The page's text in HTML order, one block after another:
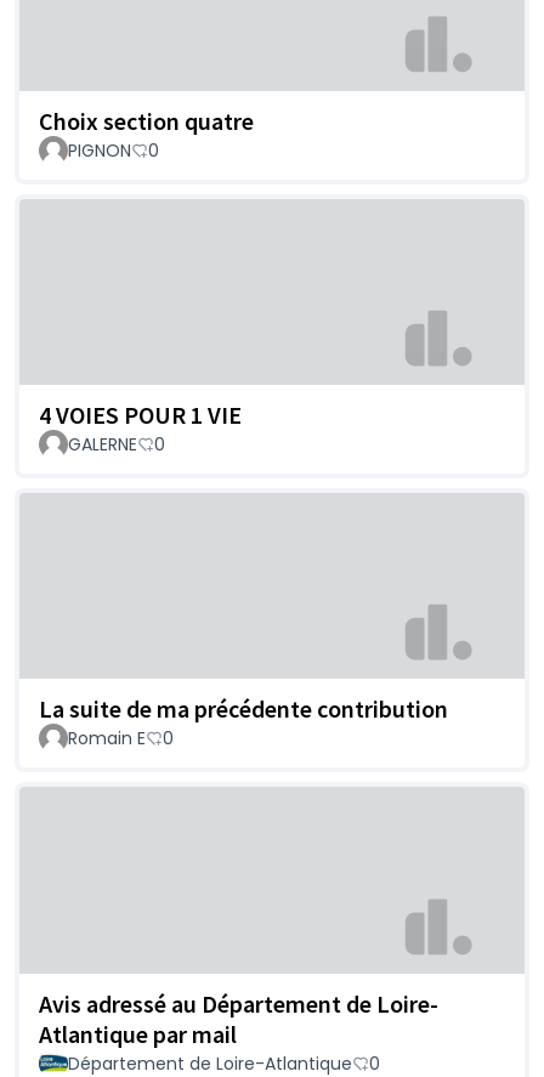
Choix section quatre
PIGNON 0
4 VOIES POUR 1 VIE
GALERNE 0
La suite de ma précédente contribution
Romain E 0
Avis adressé au Département de Loire-
Atlantique par mail
Département de Loire-Atlantique 0